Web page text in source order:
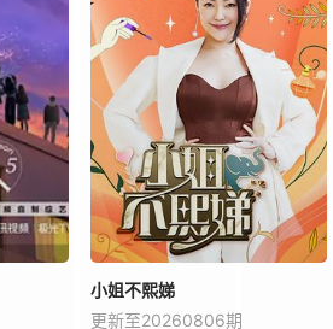
小姐不熙娣
更新至20260806期